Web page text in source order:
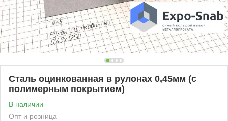
Сталь оцинкованная в рулонах 0,45мм (с
полимерным покрытием)
В наличии
Опт и розница